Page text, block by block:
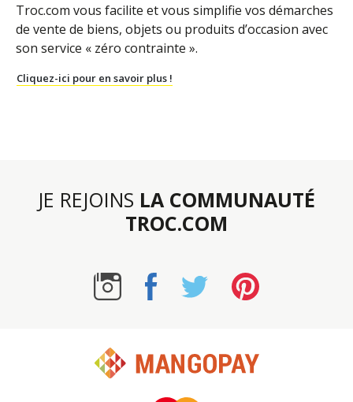
Troc.com vous facilite et vous simplifie vos démarches
de vente de biens, objets ou produits d’occasion avec
son service « zéro contrainte ».
Cliquez-ici pour en savoir plus !
JE REJOINS LA COMMUNAUTÉ
TROC.COM